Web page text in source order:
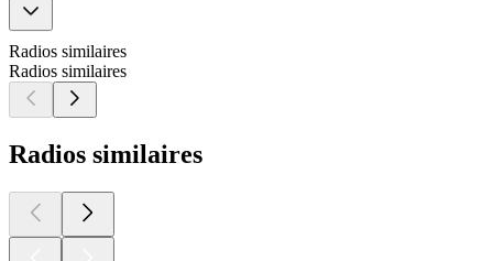
Radios similaires
Radios similaires
Radios similaires